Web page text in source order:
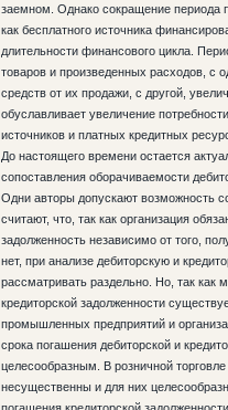
заемном. Однако сокращение периода
как бесплатного источника
длительности финансового цикла.
товаров и произведенных расходов, с
средств от их продажи, с другой,
обуславливает увеличение
источников и платных кредитных
До настоящего времени остается
сопоставления оборачиваемости
Одни авторы допускают возможность
считают, что, так как организация
задолженность независимо от того,
нет, при анализе дебиторскую и
рассматривать раздельно. Но, так как
кредиторской задолженности
промышленных предприятий и
срока погашения дебиторской и
целесообразным. В розничной
несущественны и для них